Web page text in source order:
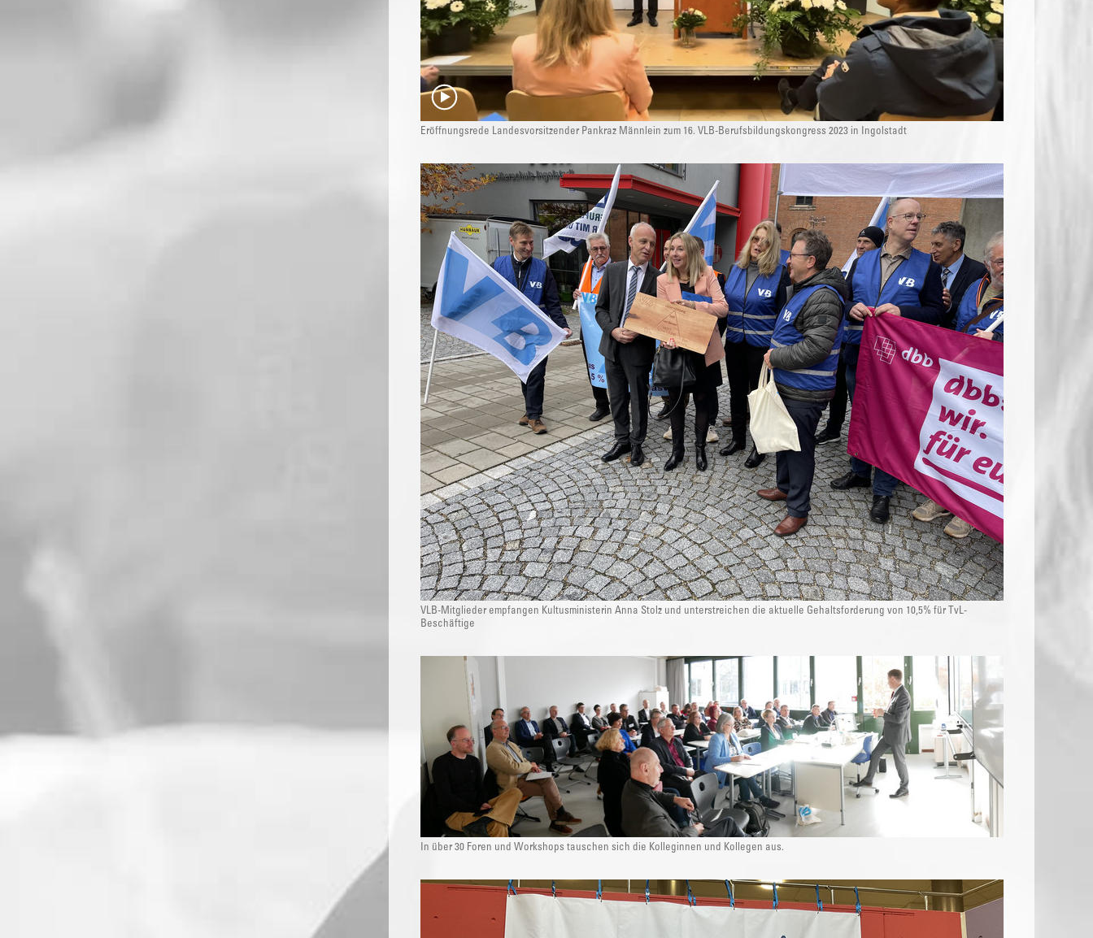
Eröffnungsrede Landesvorsitzender Pankraz Männlein zum 16. VLB-Berufsbildungskongress 2023 in Ingolstadt
VLB-Mitglieder empfangen Kultusministerin Anna Stolz und unterstreichen die aktuelle Gehaltsforderung von 10,5% für TvL-
Beschäftige
In über 30 Foren und Workshops tauschen sich die Kolleginnen und Kollegen aus.